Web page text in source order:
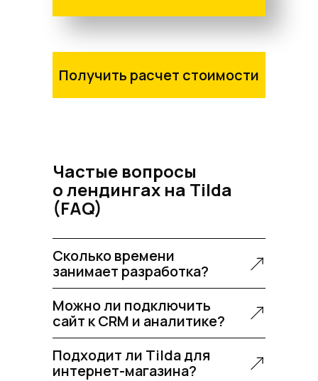
Получить расчет стоимости
Частые вопросы
о лендингах на Tilda
(FAQ)
Сколько времени
занимает разработка?
Можно ли подключить
сайт к CRM и аналитике?
Подходит ли Tilda для
интернет-магазина?